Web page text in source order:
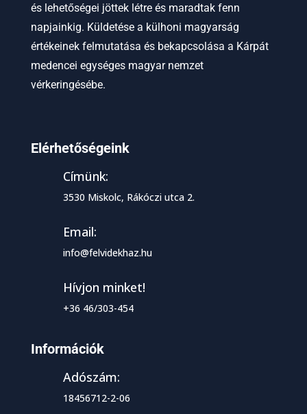
és lehetőségei jöttek létre és maradtak fenn
napjainkig. Küldetése a külhoni magyarság
értékeinek felmutatása és bekapcsolása a Kárpát
medencei egységes magyar nemzet
vérkeringésébe.
Elérhetőségeink
Címünk:
3530 Miskolc, Rákóczi utca 2.
Email:
info@felvidekhaz.hu
Hívjon minket!
+36 46/303-454
Információk
Adószám:
18456712-2-06